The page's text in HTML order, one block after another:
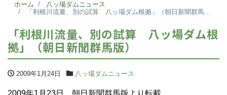
ホーム
八ッ場ダムニュース
「利根川流量、別の試算 八ッ場ダム根拠」（朝日新聞群馬版）
「利根川流量、別の試算 八ッ場ダム根
拠」（朝日新聞群馬版）
2009年1月24日 八ッ場ダムニュース
2009年1月23日 朝日新聞群馬版より転載